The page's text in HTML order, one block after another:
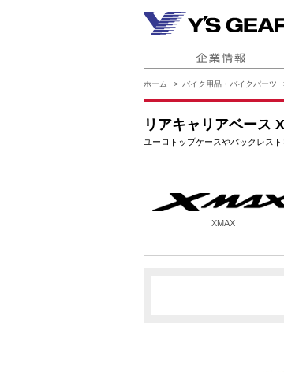
ホーム バイク用品・バイクパーツ
リアキャリアベース
ユーロトップケースやバックレス
XMAX